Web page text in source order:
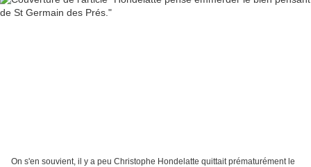
On s'en souvient, il y a peu Christophe Hondelatte quittait prématurément le